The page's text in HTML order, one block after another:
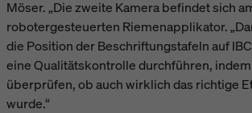
Möser. „Die zweite Kamera befindet sich
robotergesteuerten Riemenapplikator.
die Position der Beschriftungstafeln auf
eine Qualitätskontrolle durchführen,
überprüfen, ob auch wirklich das richtige
wurde.“